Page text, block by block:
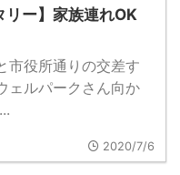
リー】家族連れOK
市役所通りの交差す
ェルパークさん向か
2020/7/6